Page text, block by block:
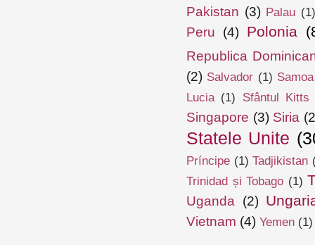
Pakistan (3) Palau (1)
Peru (4) Polonia
Republica
(2) Salvador (1) Samoa
Lucia (1) Sfântul
Singapore (3) Siria
Statele Unite
Príncipe (1) Tadjikistan
Trinidad și Tobago (1)
Uganda (2)
Vietnam (4) Yemen (1)